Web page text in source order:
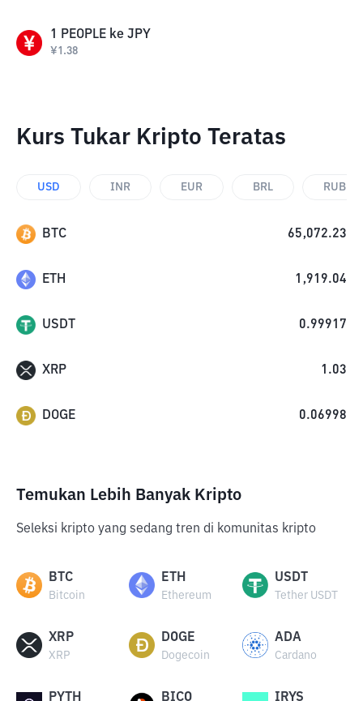
1 PEOPLE ke JPY
¥1.38
Kurs Tukar Kripto Teratas
USD INR EUR BRL RUB
BTC 65,072.23
ETH 1,919.04
USDT 0.99917
XRP 1.03
DOGE 0.06998
Temukan Lebih Banyak Kripto
Seleksi kripto yang sedang tren di komunitas kripto
BTC
Bitcoin
ETH
Ethereum
USDT
Tether USDT
XRP
XRP
DOGE
Dogecoin
ADA
Cardano
PYTH BICO IRYS